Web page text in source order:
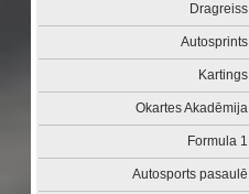
Dragreiss
Autosprints
Kartings
Okartes Akadēmija
Formula 1
Autosports pasaulē